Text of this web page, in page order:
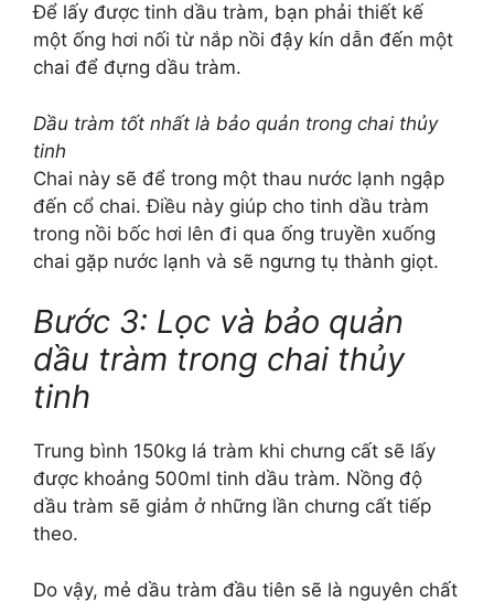
Để lấy được tinh dầu tràm, bạn phải thiết kế
một ống hơi nối từ nắp nồi đậy kín dẫn đến một
chai để đựng dầu tràm.
Dầu tràm tốt nhất là bảo quản trong chai thủy
tinh
Chai này sẽ để trong một thau nước lạnh ngập
đến cổ chai. Điều này giúp cho tinh dầu tràm
trong nồi bốc hơi lên đi qua ống truyền xuống
chai gặp nước lạnh và sẽ ngưng tụ thành giọt.
Bước 3: Lọc và bảo quản
dầu tràm trong chai thủy
tinh
Trung bình 150kg lá tràm khi chưng cất sẽ lấy
được khoảng 500ml tinh dầu tràm. Nồng độ
dầu tràm sẽ giảm ở những lần chưng cất tiếp
theo.
Do vậy, mẻ dầu tràm đầu tiên sẽ là nguyên chất